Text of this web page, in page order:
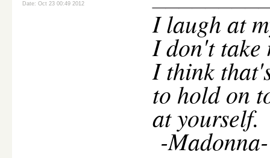
Date: Oct 23 00:49 2012
Ilaugh at
I don't take
I think
to hold on
at yourself.
-Madonna-